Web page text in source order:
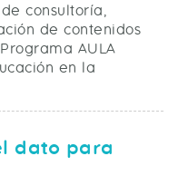
consultoría,
de contenidos
AULA
en la
dato para